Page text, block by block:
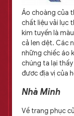
Áo choàng của
chất liệu vải lục
kim tuyến là
cả len dệt. Các
những chiếc áo
chúng ta lại
đươc địa vị của
Nhà Minh
Về trang phục